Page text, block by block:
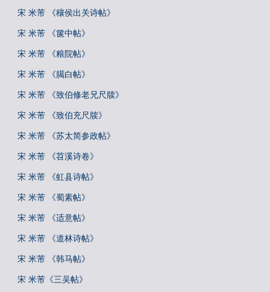
宋 米芾 《穰侯出关诗帖》
宋 米芾 《箧中帖》
宋 米芾 《粮院帖》
宋 米芾 《臈白帖》
宋 米芾 《致伯修老兄尺牍》
宋 米芾 《致伯充尺牍》
宋 米芾 《苏太简参政帖》
宋 米芾 《苕溪诗卷》
宋 米芾 《虹县诗帖》
宋 米芾 《蜀素帖》
宋 米芾 《适意帖》
宋 米芾 《道林诗帖》
宋 米芾 《韩马帖》
宋 米芾《三吴帖》